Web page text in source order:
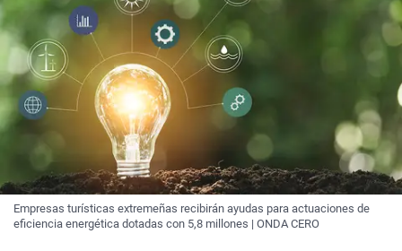
Empresas turísticas extremeñas recibirán ayudas para actuaciones de
eficiencia energética dotadas con 5,8 millones | ONDA CERO